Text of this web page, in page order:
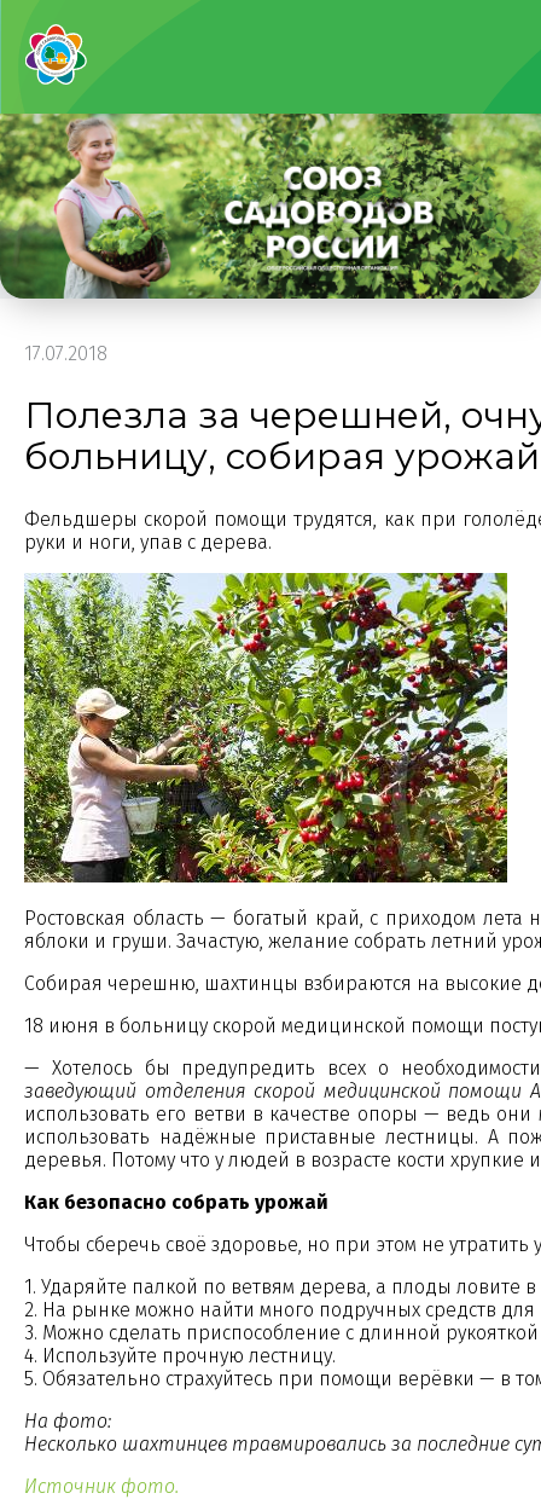
17.07.2018
Полезла за черешней,
больницу, собирая урожай
Фельдшеры скорой помощи трудятся, как при
руки и ноги, упав с дерева.
Ростовская область — богатый край, с приходом
яблоки и груши. Зачастую, желание собрать летний
Собирая черешню, шахтинцы взбираются на высокие
18 июня в больницу скорой медицинской помощи
— Хотелось бы предупредить всех о
заведующий отделения скорой медицинской помощи
использовать его ветви в качестве опоры — ведь они
использовать надёжные приставные лестницы. А
деревья. Потому что у людей в возрасте кости хрупкие
Как безопасно собрать урожай
Чтобы сберечь своё здоровье, но при этом не
1. Ударяйте палкой по ветвям дерева, а плоды
2. На рынке можно найти много подручных средств
3. Можно сделать приспособление с длинной
4. Используйте прочную лестницу.
5. Обязательно страхуйтесь при помощи верёвки — в
На фото:
Несколько шахтинцев травмировались за последние
Источник фото.